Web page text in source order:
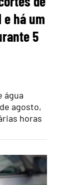
e há um
5
água
agosto,
horas